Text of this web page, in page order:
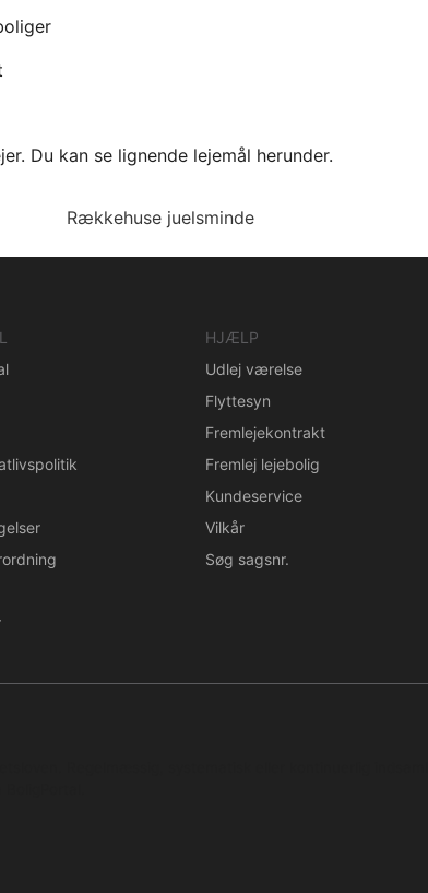
Du kan se lignende lejemål herunder.
Rækkehuse juelsminde
HJÆLP
Udlej værelse
Flyttesyn
Fremlejekontrakt
Fremlej lejebolig
Kundeservice
Vilkår
Søg sagsnr.